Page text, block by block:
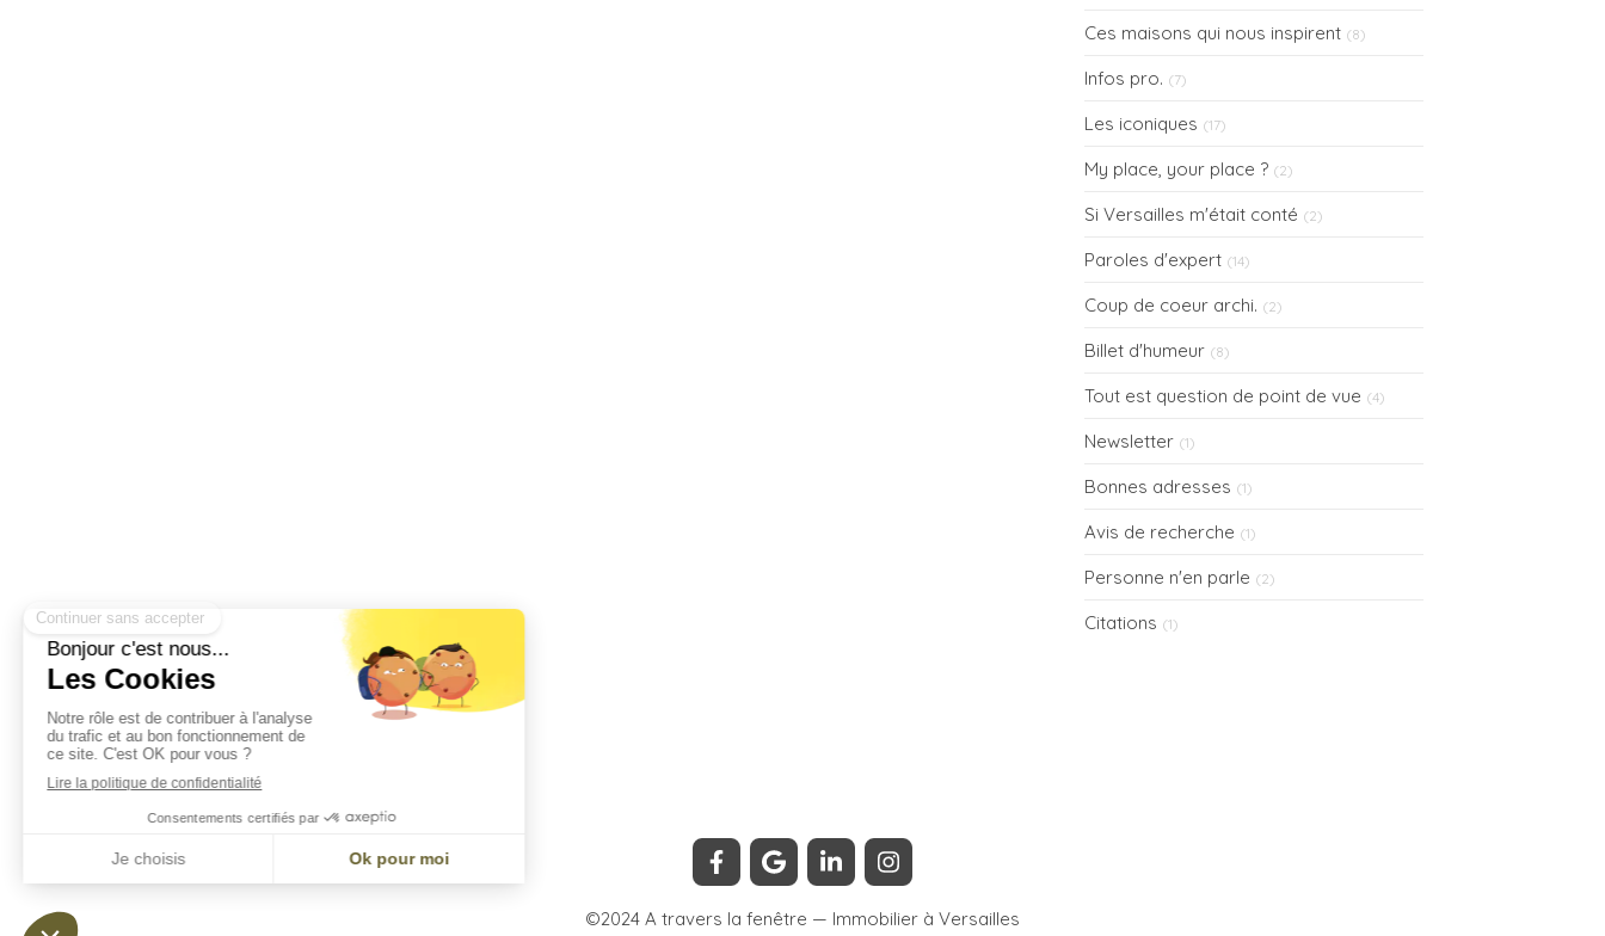
Ces maisons qui nous inspirent (8)
Infos pro. (7)
Les iconiques (17)
My place, your place ? (2)
Si Versailles m'était conté (2)
Paroles d'expert (14)
Coup de coeur archi. (2)
Billet d'humeur (8)
Tout est question de point de vue (4)
Newsletter (1)
Bonnes adresses (1)
Avis de recherche (1)
Personne n'en parle (2)
Citations (1)
©2024 A travers la fenêtre — Immobilier à Versailles